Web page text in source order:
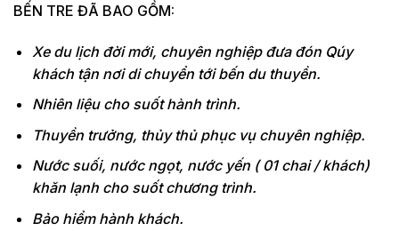
BẾN TRE ĐÃ BAO GỒM:
Xe du lịch đời mới, chuyên nghiệp đưa đón Qúy
khách tận nơi di chuyển tới bến du thuyền.
Nhiên liệu cho suốt hành trình.
Thuyền trưởng, thủy thủ phục vụ chuyên nghiệp.
Nước suối, nước ngọt, nước yến ( 01 chai / khách)
khăn lạnh cho suốt chương trình.
Bảo hiểm hành khách.